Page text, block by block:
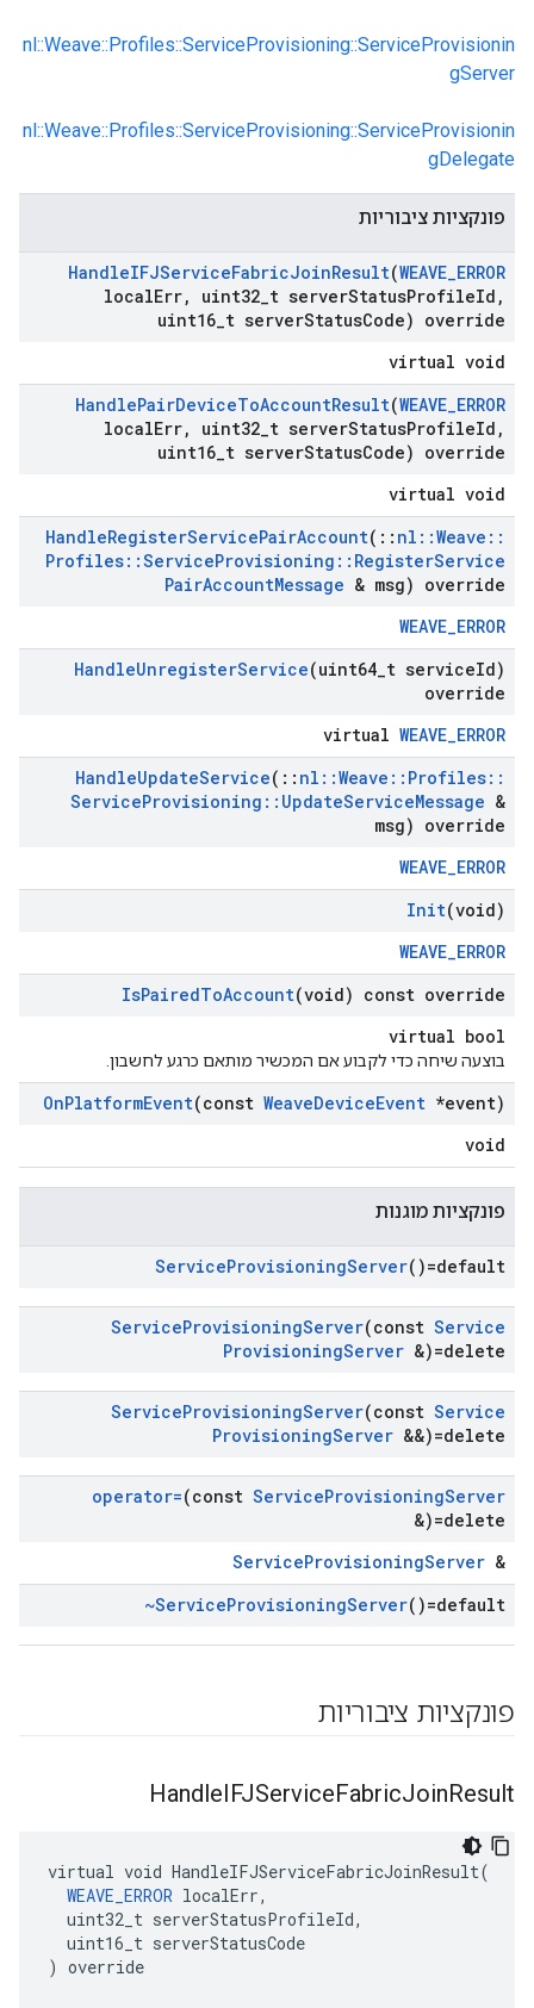
nl::Weave::Profiles::ServiceProvisioning::ServiceProvisionin
gServer
nl::Weave::Profiles::ServiceProvisioning::ServiceProvisionin
gDelegate
פונקציות ציבוריות
HandleIFJServiceFabricJoinResult(WEAVE_ERROR
localErr, uint32 t serverStatusProfileId ,
uint16 t serverStatusCode) override
virtual void
HandlePairDeviceToAccountResult(WEAVE_ERROR
localErr, uint32 t serverStatusProfileId ,
uint16 t serverStatusCode) override
virtual void
HandleRegisterServicePairAccount( :: nl ::Weave ::
Profiles::ServiceProvisioning :: RegisterService
PairAccountMessage & msg) override
WEAVE_ERROR
HandleUnregisterService(uint64 t serviceId)
override
virtual WEAVE_ERROR
HandleUpdateService( :: nl ::Weave :: Profiles::
ServiceProvisioning :: UpdateServiceMessage &
msg) override
WEAVE_ERROR
Init(void)
WEAVE_ERROR
IsPairedToAccount(void) const override
virtual bool
בוצעה שיחה כדי לקבוע אם המכשיר מותאם כרגע לחשבון.
OnPlatformEvent(const WeaveDeviceEvent *event)
void
פונקציות מוגנות
ServiceProvisioningServer()=default
ServiceProvisioningServer(const Service
ProvisioningServer &)=delete
ServiceProvisioningServer(const Service
ProvisioningServer &&)=delete
operator=(const ServiceProvisioningServer
&)=delete
ServiceProvisioningServer &
~ServiceProvisioningServer()=default
פונקציות ציבוריות
HandleIFJServiceFabricJoinResult
virtual void HandleIFJServiceFabricJoinResult(
WEAVE_ERROR localErr,
  uint32_t serverStatusProfileId,
  uint16_t serverStatusCode
) override